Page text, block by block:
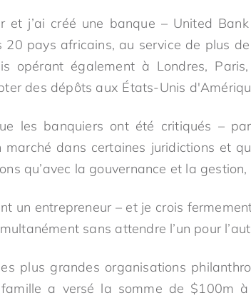
et j’ai créé une banque – United
20 pays africains, au service de plus
opérant également à Londres,
des dépôts aux États-Unis
les banquiers ont été critiqués –
marché dans certaines juridictions et
qu’avec la gouvernance et la
un entrepreneur – et je crois
sans attendre l’un pour
plus grandes organisations
famille a versé la somme de $100m